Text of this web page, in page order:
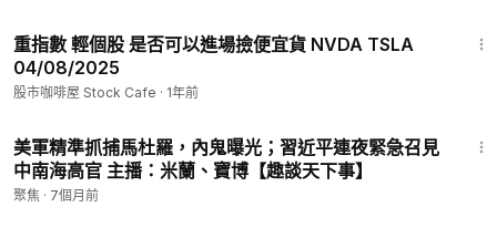
重指數 輕個股 是否可以進場撿便宜貨 NVDA TSLA
04/08/2025
股市咖啡屋 Stock Cafe · 1年前
美軍精準抓捕馬杜羅，內鬼曝光；習近平連夜緊急召見
中南海高官 主播：米蘭、寶博【趣談天下事】
聚焦 · 7個月前